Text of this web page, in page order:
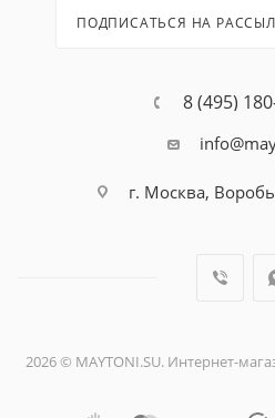
ПОДПИСАТЬСЯ НА
8 (495)
г. Москва,
2026 © MAYTONI.SU. Интернет-